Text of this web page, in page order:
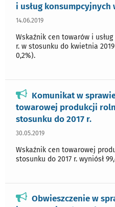
i usług konsumpcyjnych
14.06.2019
Wskaźnik cen towarów i
r. w stosunku do kwietnia
0,2%).
Komunikat w
towarowej produkcji
stosunku do 2017 r.
30.05.2019
Wskaźnik cen towarowej
stosunku do 2017 r. wyniósł
Obwieszczenie w